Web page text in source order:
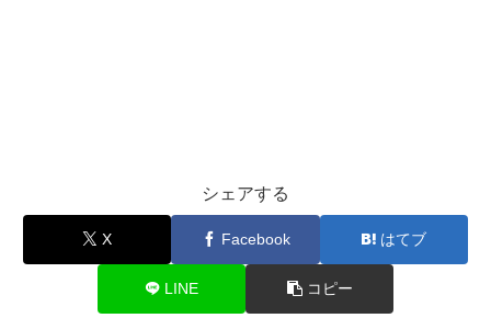
シェアする
X Facebook はてブ
LINE コピー